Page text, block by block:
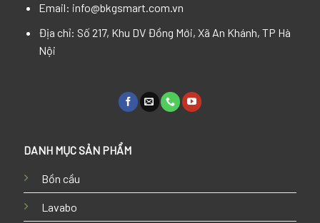
Email: info@bkgsmart.com.vn
Địa chỉ: Số 217, Khu DV Đồng Mới, Xã An Khánh, TP Hà
Nội
DANH MỤC SẢN PHẨM
Bồn cầu
Lavabo